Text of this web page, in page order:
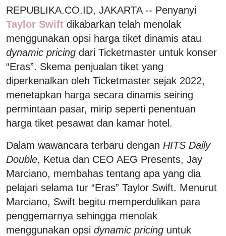
REPUBLIKA.CO.ID, JAKARTA -- Penyanyi
Taylor Swift dikabarkan telah menolak
menggunakan opsi harga tiket dinamis atau
dynamic pricing dari Ticketmaster untuk konser
“Eras”. Skema penjualan tiket yang
diperkenalkan oleh Ticketmaster sejak 2022,
menetapkan harga secara dinamis seiring
permintaan pasar, mirip seperti penentuan
harga tiket pesawat dan kamar hotel.
Dalam wawancara terbaru dengan HITS Daily
Double, Ketua dan CEO AEG Presents, Jay
Marciano, membahas tentang apa yang dia
pelajari selama tur “Eras” Taylor Swift. Menurut
Marciano, Swift begitu memperdulikan para
penggemarnya sehingga menolak
menggunakan opsi dynamic pricing untuk